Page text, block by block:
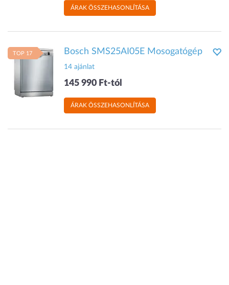
ÁRAK ÖSSZEHASONLÍTÁSA
TOP 17 Bosch SMS25AI05E Mosogatógép
14 ajánlat
145 990 Ft-tól
ÁRAK ÖSSZEHASONLÍTÁSA